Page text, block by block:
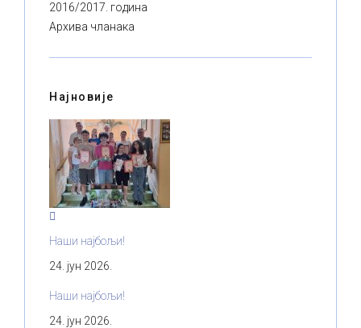
2016/2017. година
Архива чланака
Најновије
Наши најбољи!
24. јун 2026.
Наши најбољи!
24. јун 2026.